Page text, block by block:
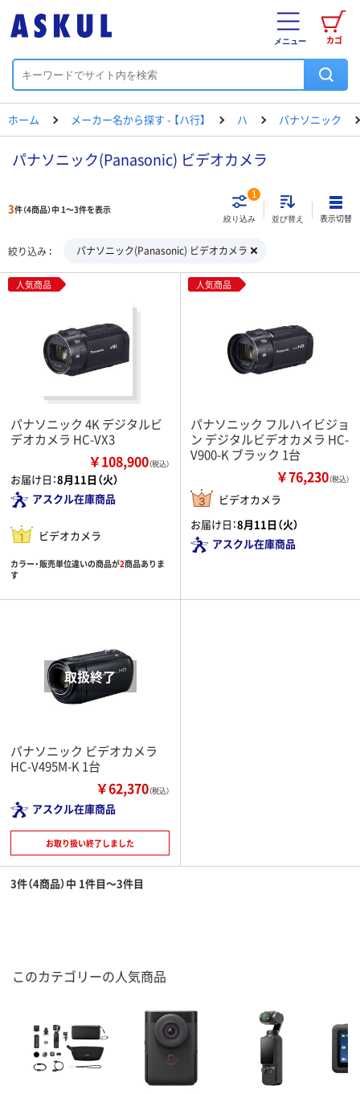
カゴ
メニュー
ホーム メーカー名から探す - 【ハ行】 ハ パナソニック
パナソニック(Panasonic) ビデオカメラ
3件（4商品）中 1～3件を表示
絞り込み
1
並び替え 表示切替
絞り込み パナソニック(Panasonic) ビデオカメラ
人気商品
パナソニック 4K デジタルビ
デオカメラ HC-VX3
￥108,900（税込）
お届け日：8月11日（火）
アスクル在庫商品
ビデオカメラ
カラー・販売単位違いの商品が2商品ありま
す
人気商品
パナソニック フルハイビジョ
ン デジタルビデオカメラ HC-
V900-K ブラック 1台
￥76,230（税込）
ビデオカメラ
お届け日：8月11日（火）
アスクル在庫商品
パナソニック ビデオカメラ
HC-V495M-K 1台
￥62,370（税込）
アスクル在庫商品
お取り扱い終了しました
3件（4商品）中 1件目～3件目
このカテゴリーの人気商品